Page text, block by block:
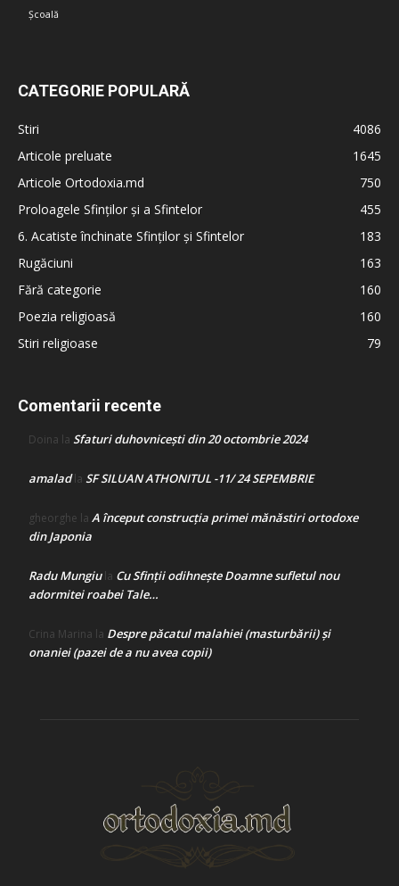
Școală
CATEGORIE POPULARĂ
Stiri
4086
Articole preluate
1645
Articole Ortodoxia.md
750
Proloagele Sfinților și a Sfintelor
455
6. Acatiste închinate Sfinților și Sfintelor
183
Rugăciuni
163
Fără categorie
160
Poezia religioasă
160
Stiri religioase
79
Comentarii recente
Doina la Sfaturi duhovnicești din 20 octombrie 2024
amaladla SF SILUAN ATHONITUL -11/ 24 SEPEMBRIE
gheorghe la A început construcţia primei mănăstiri ortodoxe
din Japonia
Radu Mungiula Cu Sfinții odihnește Doamne sufletul nou
adormitei roabei Tale…
Crina Marina la Despre păcatul malahiei (masturbării) şi
onaniei (pazei de a nu avea copii)